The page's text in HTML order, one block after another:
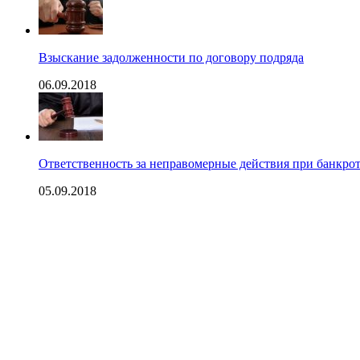
Взыскание задолженности по договору подряда
06.09.2018
Ответственность за неправомерные действия при
05.09.2018